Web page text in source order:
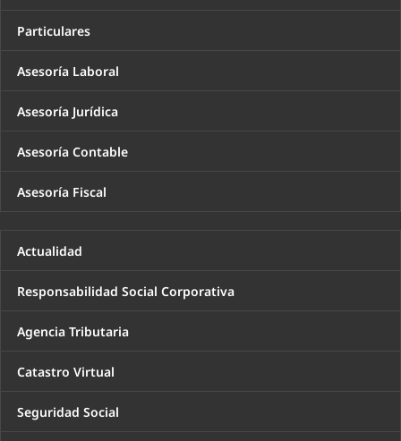
Particulares
Asesoría Laboral
Asesoría Jurídica
Asesoría Contable
Asesoría Fiscal
Actualidad
Responsabilidad Social Corporativa
Agencia Tributaria
Catastro Virtual
Seguridad Social